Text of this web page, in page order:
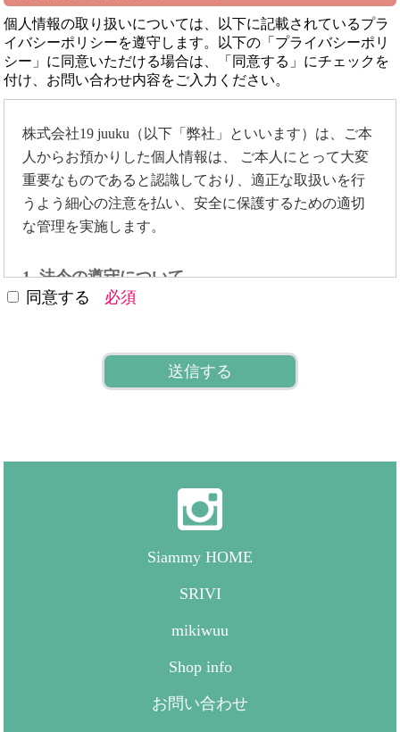
個人情報の取り扱いについては、以下に記載されているプラ
イバシーポリシーを遵守します。以下の「プライバシーポリ
シー」に同意いただける場合は、「同意する」にチェックを
付け、お問い合わせ内容をご入力ください。
株式会社19 juuku（以下「弊社」といいます）は、ご本
人からお預かりした個人情報は、 ご本人にとって大変
重要なものであると認識しており、適正な取扱いを行
うよう細心の注意を払い、安全に保護するための適切
な管理を実施します。
1. 法令の遵守について
弊社は個人情報を取得し取扱う際には、個人情報の保
た法令、ガイドライン等を遵守します。
を遵守し、その範囲の中で個人情報の取扱いを行いま
弊社は個人情報を安全に保護するための適切な管理の
ために、仕組みを整備し、関係者に周知します。ま
となる対策を実施し、利用するシステム等の安全性を
同意する 必須
Siammy HOME
SRIVI
mikiwuu
Shop info
お問い合わせ